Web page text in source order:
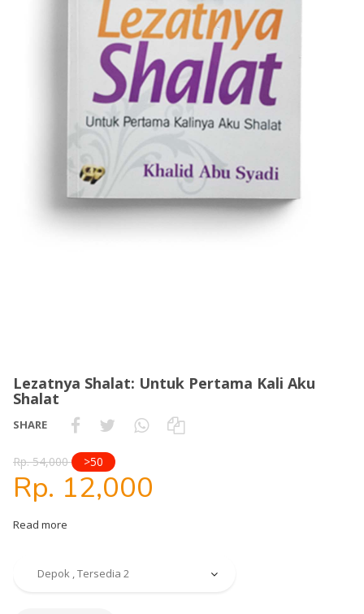
Lezatnya Shalat: Untuk Pertama Kali Aku
Shalat
SHARE
Rp. 54,000 >50
Rp. 12,000
Read more